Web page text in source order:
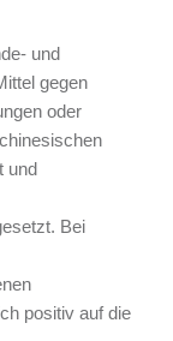
und
gegen
oder
und
Bei
positiv auf die